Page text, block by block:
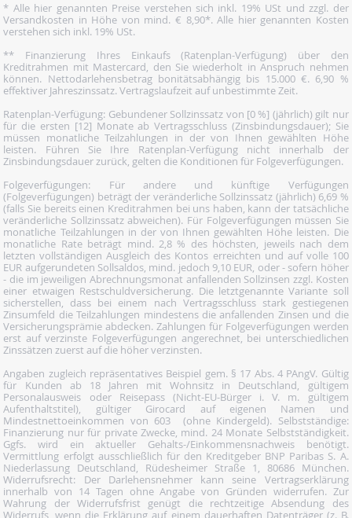
* Alle hier genannten Preise verstehen sich inkl. 19% USt und zzgl. der
Versandkosten in Höhe von mind. € 8,90*. Alle hier genannten Kosten
verstehen sich inkl. 19% USt.
** Finanzierung Ihres Einkaufs (Ratenplan-Verfügung) über den
Kreditrahmen mit Mastercard, den Sie wiederholt in Anspruch nehmen
können. Nettodarlehensbetrag bonitätsabhängig bis 15.000 €. 6,90 %
effektiver Jahreszinssatz. Vertragslaufzeit auf unbestimmte Zeit.
Ratenplan-Verfügung: Gebundener Sollzinssatz von [0 %] (jährlich) gilt nur
für die ersten [12] Monate ab Vertragsschluss (Zinsbindungsdauer); Sie
müssen monatliche Teilzahlungen in der von Ihnen gewählten Höhe
leisten. Führen Sie Ihre Ratenplan-Verfügung nicht innerhalb der
Zinsbindungsdauer zurück, gelten die Konditionen für Folgeverfügungen.
Folgeverfügungen: Für andere und künftige Verfügungen
(Folgeverfügungen) beträgt der veränderliche Sollzinssatz (jährlich) 6,69 %
(falls Sie bereits einen Kreditrahmen bei uns haben, kann der tatsächliche
veränderliche Sollzinssatz abweichen). Für Folgeverfügungen müssen Sie
monatliche Teilzahlungen in der von Ihnen gewählten Höhe leisten. Die
monatliche Rate beträgt mind. 2,8 % des höchsten, jeweils nach dem
letzten vollständigen Ausgleich des Kontos erreichten und auf volle 100
EUR aufgerundeten Sollsaldos, mind. jedoch 9,10 EUR, oder - sofern höher
- die im jeweiligen Abrechnungsmonat anfallenden Sollzinsen zzgl. Kosten
einer etwaigen Restschuldversicherung. Die letztgenannte Variante soll
sicherstellen, dass bei einem nach Vertragsschluss stark gestiegenen
Zinsumfeld die Teilzahlungen mindestens die anfallenden Zinsen und die
Versicherungsprämie abdecken. Zahlungen für Folgeverfügungen werden
erst auf verzinste Folgeverfügungen angerechnet, bei unterschiedlichen
Zinssätzen zuerst auf die höher verzinsten.
Angaben zugleich repräsentatives Beispiel gem. § 17 Abs. 4 PAngV. Gültig
für Kunden ab 18 Jahren mit Wohnsitz in Deutschland, gültigem
Personalausweis oder Reisepass (Nicht-EU-Bürger i. V. m. gültigem
Aufenthaltstitel), gültiger Girocard auf eigenen Namen und
Mindestnettoeinkommen von 603  (ohne Kindergeld). Selbstständige:
Finanzierung nur für private Zwecke, mind. 24 Monate Selbstständigkeit.
Ggfs. wird ein aktueller Gehalts-/Einkommensnachweis benötigt.
Vermittlung erfolgt ausschließlich für den Kreditgeber BNP Paribas S. A.
Niederlassung Deutschland, Rüdesheimer Straße 1, 80686 München.
Widerrufsrecht: Der Darlehensnehmer kann seine Vertragserklärung
innerhalb von 14 Tagen ohne Angabe von Gründen widerrufen. Zur
Wahrung der Widerrufsfrist genügt die rechtzeitige Absendung des
Widerrufs, wenn die Erklärung auf einem dauerhaften Datenträger (z. B.